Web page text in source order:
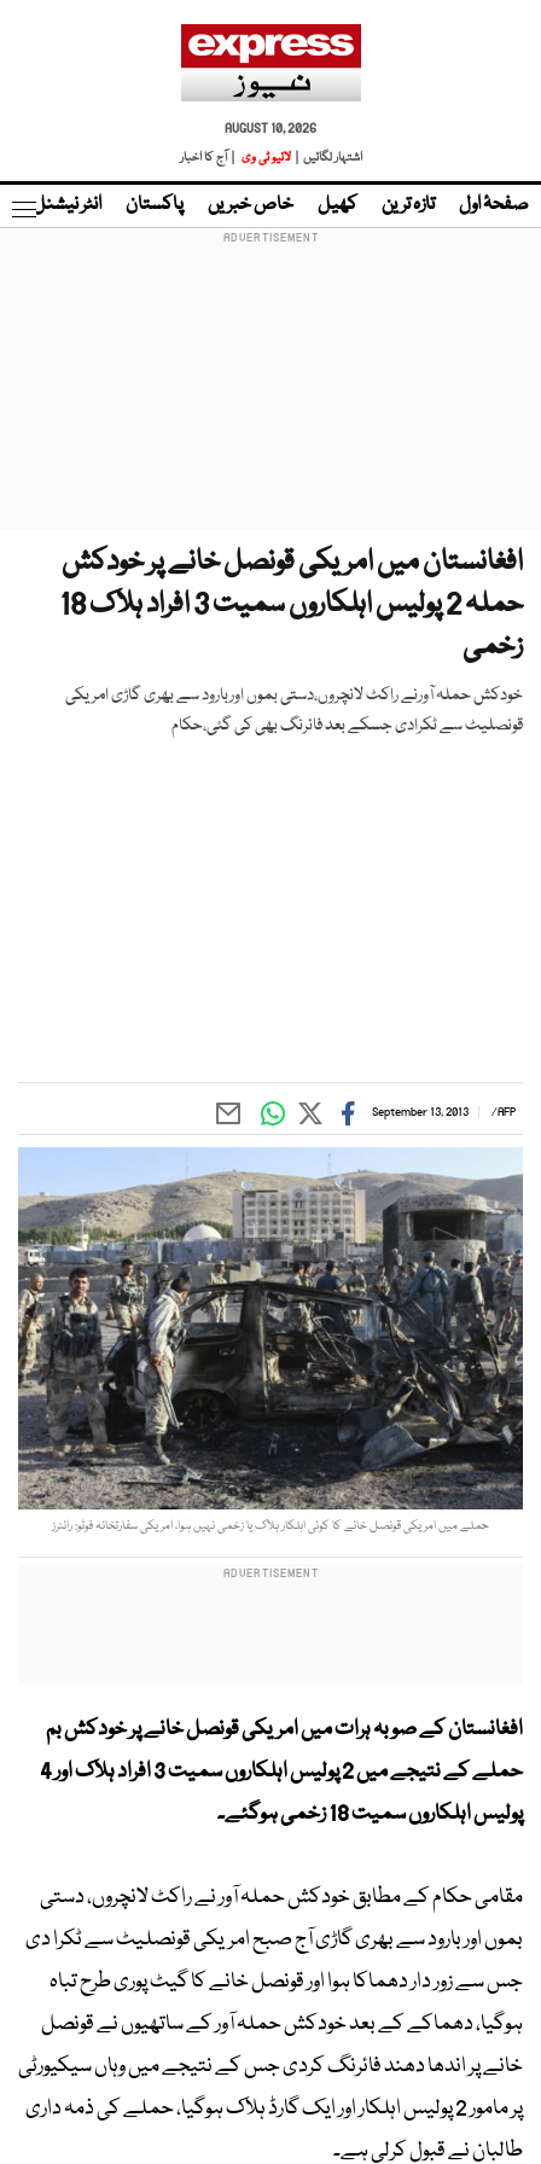
AUGUST 10, 2026
اشتہار لگائیں |
لائیو ٹی وی | آج کا اخبار
صفحۂ اول تازہ ترین کھیل خاص خبریں پاکستان انٹر نیشنل
افغانستان میں امریکی قونصل خانے پر خودکش
حملہ 2 پولیس اہلکاروں سمیت 3 افراد ہلاک 18
زخمی
خودکش حملہ آورنے راکٹ لانچروں،دستی بموں اوربارود سے بھری گاڑی امریکی
قونصلیٹ سے ٹکرادی جسکے بعد فائرنگ بھی کی گئی،حکام
AFP
/
September 13, 2013
حملے میں امریکی قونصل خانے کا کوئی اہلکار ہلاک یا زخمی نہیں ہوا، امریکی سفارتخانہ فوٹو: رائٹرز
افغانستان کےصوبہہرات میں امریکی قونصل خانے پر خودکش بم
حملے کے نتیجے میں 2 پولیس اہلکاروں سمیت 3 افراد ہلاک اور 4
پولیس اہلکاروں سمیت 18 زخمی ہوگئے۔
مقامی حکام کے مطابق خودکش حملہ آور نے راکٹ لانچروں، دستی
بموں اور بارود سے بھری گاڑی آج صبح امریکی قونصلیٹ سے ٹکرا دی
جس سے زور دار دھماکا ہوا اور قونصل خانے کا گیٹ پوری طرح تباہ
ہوگیا، دھماکے کے بعد خودکش حملہ آور کے ساتھیوں نے قونصل
خانے پر اندھا دھند فائرنگ کردی جس کے نتیجے میں وہاں سیکیورٹی
پر مامور 2 پولیس اہلکار اور ایک گارڈ ہلاک ہوگیا، حملے کی ذمہ داری
طالبان نے قبول کرلی ہے۔